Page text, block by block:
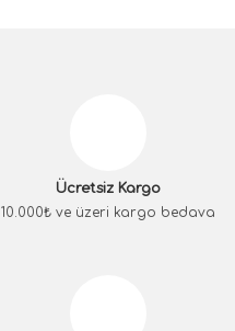
Ücretsiz Kargo
10.000₺ ve üzeri kargo bedava